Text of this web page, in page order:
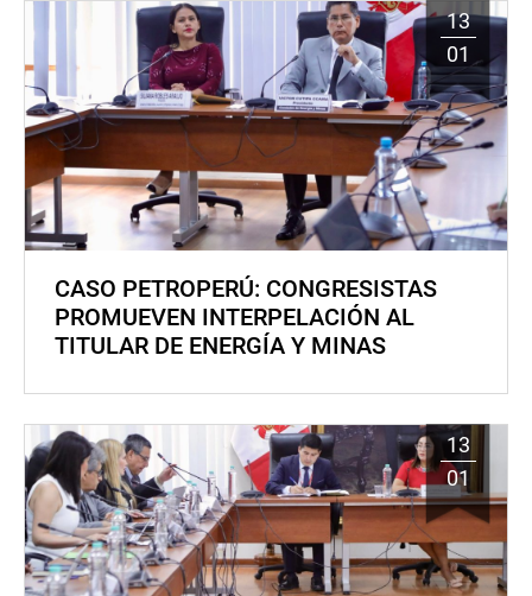
13
01
CASO PETROPERÚ: CONGRESISTAS
PROMUEVEN INTERPELACIÓN AL
TITULAR DE ENERGÍA Y MINAS
13
01